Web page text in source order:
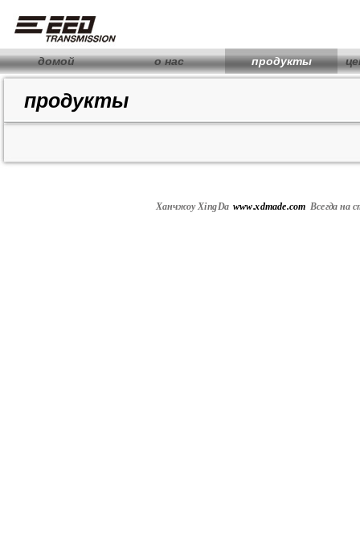
домой о нас продукты
продукты
Ханчжоу XingDawww.xdmade.com Всегда на